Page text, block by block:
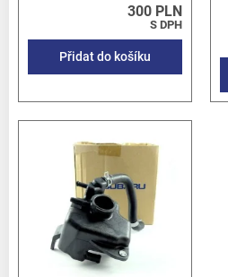
300 PLN
S DPH
Přidat do košíku